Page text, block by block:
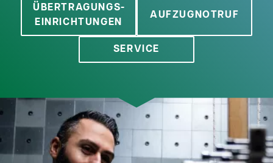
ÜBERTRAGUNGS­
EINRICHTUNGEN
AUFZUGNOTRUF
SERVICE